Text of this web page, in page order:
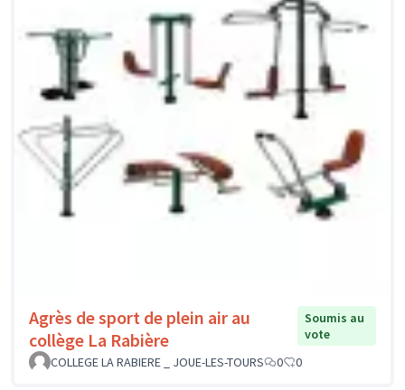
Agrès de sport de plein air au
collège La Rabière
Soumis au
vote
COLLEGE LA RABIERE _ JOUE-LES-TOURS
0 0